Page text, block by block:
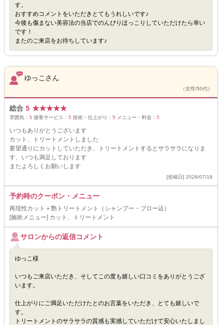
す。
おすすめコメントをいただきとてもうれしいです♪
今後も傷まない美容法の当店でのんびりほっこりしていただけたら幸い
です！
またのご来店をお待ちしています♪
ゆっこさん
（女性/50代）
総合 5 ★★★★★
雰囲気： 5 接客サービス： 5 技術・仕上がり： 5 メニュー・料金： 5
いつもありがとうございます
カット、トリートメントしました
要望通りにカットしていただき、トリートメントするとサラサラになりま
す、いつも満足しております
またよろしくお願いします
[投稿日] 2026/07/16
予約時のクーポン・メニュー
再現性カット＋艶トリートメント（シャンプー・ブロー込）
[施術メニュー] カット、トリートメント
サロンからの返信コメント
ゆっこ様
いつもご来店いただき、そしてこの度も嬉しい口コミをありがとうござ
います。
仕上がりにご満足いただけたとのお言葉をいただき、とても嬉しいで
す。
トリートメントのサラサラの質感も実感していただけて安心いたしまし